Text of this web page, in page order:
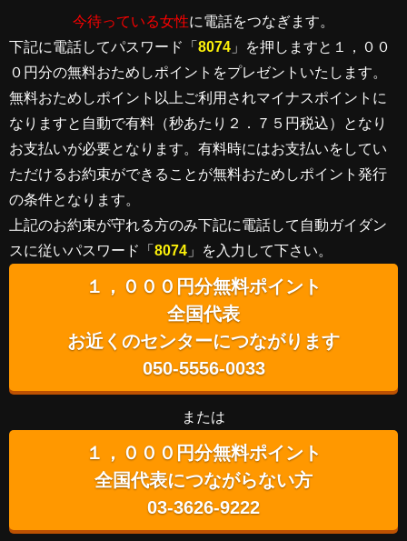
今待っている女性に電話をつなぎます。
下記に電話してパスワード「 8074 」を押しますと１，００
０円分の無料おためしポイントをプレゼントいたします。
無料おためしポイント以上ご利用されマイナスポイントに
なりますと自動で有料（秒あたり２．７５円税込）となり
お支払いが必要となります。有料時にはお支払いをしてい
ただけるお約束ができることが無料おためしポイント発行
の条件となります。
上記のお約束が守れる方のみ下記に電話して自動ガイダン
スに従いパスワード「 8074 」を入力して下さい。
１，０００円分無料ポイント
全国代表
お近くのセンターにつながります
050-5556-0033
または
１，０００円分無料ポイント
全国代表につながらない方
03-3626-9222